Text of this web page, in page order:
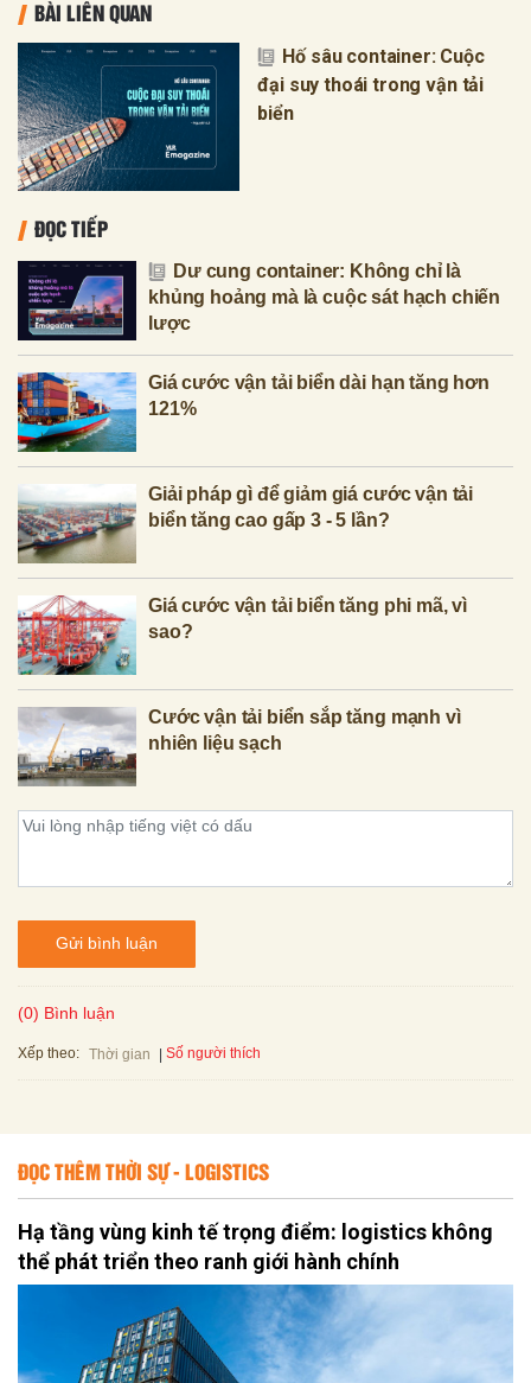
BÀI LIÊN QUAN
Hố sâu container: Cuộc
đại suy thoái trong vận tải
biển
ĐỌC TIẾP
Dư cung container: Không chỉ là
khủng hoảng mà là cuộc sát hạch chiến
lược
Giá cước vận tải biển dài hạn tăng hơn
121%
Giải pháp gì để giảm giá cước vận tải
biển tăng cao gấp 3 - 5 lần?
Giá cước vận tải biển tăng phi mã, vì
sao?
Cước vận tải biển sắp tăng mạnh vì
nhiên liệu sạch
Gửi bình luận
(0) Bình luận
Xếp theo: Thời gian Số người thích
ĐỌC THÊM THỜI SỰ - LOGISTICS
Hạ tầng vùng kinh tế trọng điểm: logistics không
thể phát triển theo ranh giới hành chính